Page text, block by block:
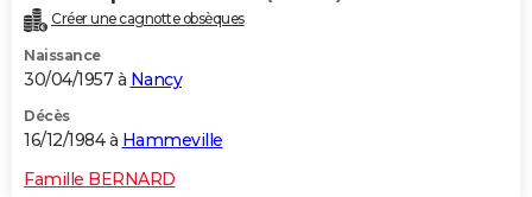
Créer une cagnotte obsèques
Naissance
30/04/1957 à Nancy
Décès
16/12/1984 à Hammeville
Famille BERNARD